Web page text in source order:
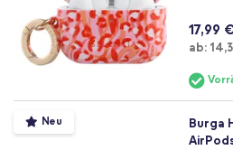
17,99
ab: Ab
Neu
Burga